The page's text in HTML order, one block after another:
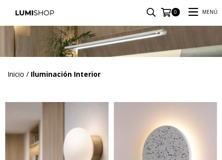
0 MENÚ
Inicio / Iluminación Interior